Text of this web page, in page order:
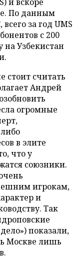
По данным
за год UMS
с 200
на Узбекистан
стоит считать
Андрей
огромные
в элите
что у
союзники.
игрокам,
и
Так
показали,
Москве лишь